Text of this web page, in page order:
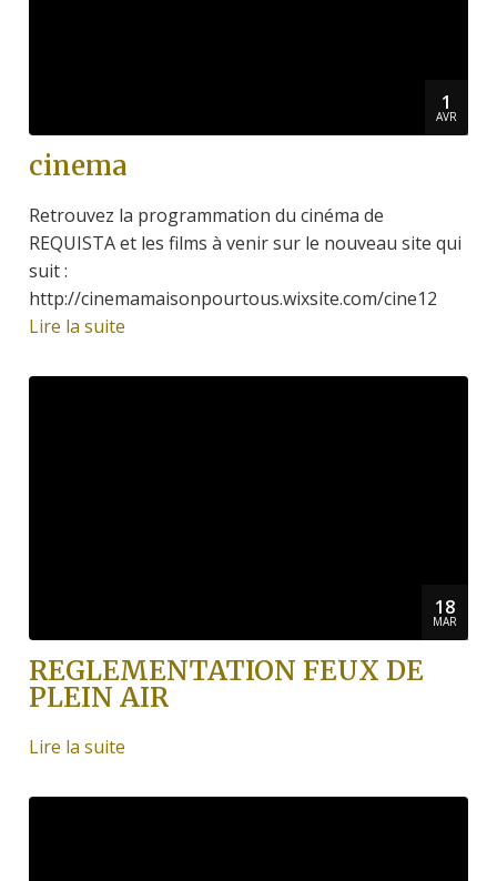
1
AVR
cinema
Retrouvez la programmation du cinéma de
REQUISTA et les films à venir sur le nouveau site qui
suit :
http://cinemamaisonpourtous.wixsite.com/cine12
Lire la suite
18
MAR
REGLEMENTATION FEUX DE
PLEIN AIR
Lire la suite